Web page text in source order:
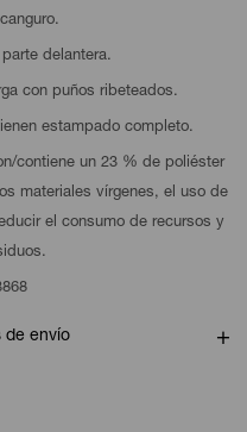
delantera.
con puños ribeteados.
estampado completo.
contiene un 23 % de poliéster
materiales vírgenes, el uso de
el consumo de recursos y
de envío